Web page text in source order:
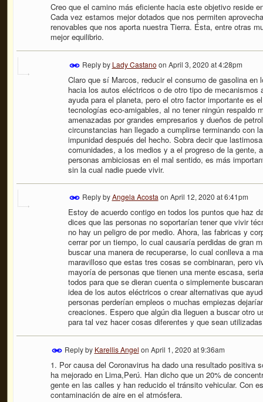
Creo que el camino más eficiente hacia este objetivo reside
Cada vez estamos mejor dotados que nos permiten
renovables que nos aporta nuestra Tierra. Ésta, entre otras
mejor equilibrio.
Reply by Lady Castano on April 3, 2020 at 4:28pm
Claro que sí Marcos, reducir el consumo de gasolina
hacia los autos eléctricos o de otro tipo de
ayuda para el planeta, pero el otro factor importante es
tecnologías eco-amigables, al no tener ningún respaldo
amenazadas por grandes empresarios y dueños de
circunstancias han llegado a cumplirse terminando con
impunidad después del hecho. Sobra decir que
comunidades, a los medios y a el progreso de la gente,
personas ambiciosas en el mal sentido, es más
sin la cual nadie puede vivir.
Reply byAngela Acosta on April 12, 2020 at 6:41pm
Estoy de acuerdo contigo en todos los puntos que haz
dices que las personas no soportarían tener que vivir
no hay un peligro de por medio. Ahora, las fabricas y
cerrar por un tiempo, lo cual causaría perdidas de gran
buscar una manera de recuperarse, lo cual conlleva a
maravilloso que estas tres cosas se combinaran, pero
mayoría de personas que tienen una mente escasa,
todos para que se dieran cuenta o simplemente
idea de los autos eléctricos o crear alternativas que
personas perderían empleos o muchas empiezas
creaciones. Espero que algún dia lleguen a buscar otro
para tal vez hacer cosas diferentes y que sean
Reply by Karellis Angel on April 1, 2020 at 9:36am
1. Por causa del Coronavirus ha dado una resultado positiva
ha mejorado en Lima,Perú. Han dicho que un 20% de
gente en las calles y han reducido el tránsito vehicular. Con
contaminación de aire en el atmósfera.